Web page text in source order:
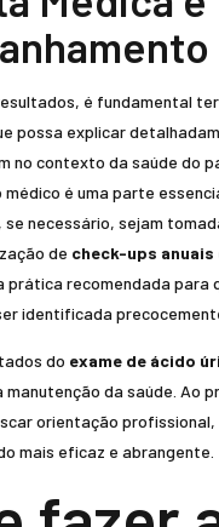
é fundamental
possa explicar
no contexto da saúde do
é uma parte
necessário, sejam
de check-ups anuais
prática recomendada para
identificada
do exame de ácido
da saúde. Ao
orientação profissional,
mais eficaz e abrangente.